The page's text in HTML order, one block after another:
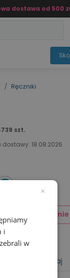
dostawa od 500
OFERTA SEZONOWA
Ręczniki
szt.
dostawy: 18.08.2026
Dodaj znakowanie
Porównaj
×
i
w